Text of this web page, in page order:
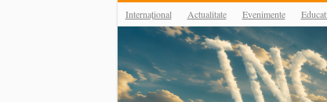
Internațional Actualitate Evenimente